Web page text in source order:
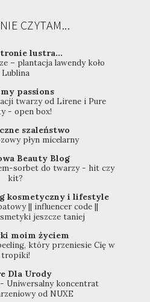
CZYTAM...
lustra...
– plantacja lawendy koło
Lublina
passions
twarzy od Lirene i Pure
- open box!
szaleństwo
płyn micelarny
Beauty Blog
sorbet do twarzy - hit czy
kit?
kosmetyczny i lifestyle
|| influencer code ||
jeszcze taniej
moim życiem
który przeniesie Cię w
tropiki!
Dla Urody
Uniwersalny koncentrat
od NUXE